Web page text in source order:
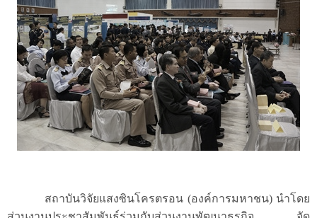
สถาบันวิจัยแสงซินโครตรอน (องค์การมหาชน) นำโดย